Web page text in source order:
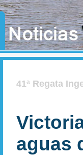
41ª Regata
aguas